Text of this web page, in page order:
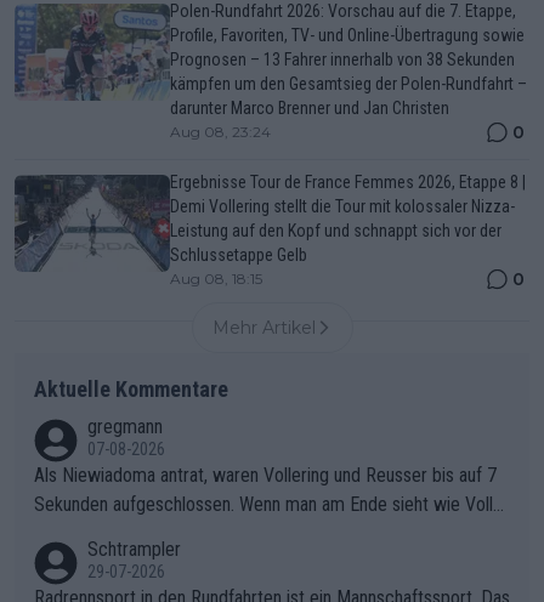
Polen-Rundfahrt 2026: Vorschau auf die 7. Etappe,
Profile, Favoriten, TV- und Online-Übertragung sowie
Prognosen – 13 Fahrer innerhalb von 38 Sekunden
kämpfen um den Gesamtsieg der Polen-Rundfahrt –
darunter Marco Brenner und Jan Christen
Aug 08, 23:24 0
Ergebnisse Tour de France Femmes 2026, Etappe 8 |
Demi Vollering stellt die Tour mit kolossaler Nizza-
Leistung auf den Kopf und schnappt sich vor der
Schlussetappe Gelb
Aug 08, 18:15 0
Mehr Artikel
Aktuelle Kommentare
gregmann
07-08-2026
Als Niewiadoma antrat, waren Vollering und Reusser bis auf 7
Sekunden aufgeschlossen. Wenn man am Ende sieht wie Voller
ering die 7 Sekunden zu Niewiadoma nicht geschlossen hat un
d den Abstand hat anwachsen lassen. Ein schwerer taktischer
Schtrampler
29-07-2026